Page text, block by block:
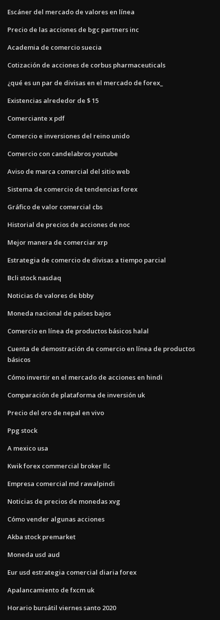
Escáner del mercado de valores en línea
Precio de las acciones de bgc partners inc
Academia de comercio suecia
Cotización de acciones de corbus pharmaceuticals
¿qué es un par de divisas en el mercado de forex_
Existencias alrededor de $ 15
Comerciante x pdf
Comercio e inversiones del reino unido
Comercio con candelabros youtube
Aviso de marca comercial del sitio web
Sistema de comercio de tendencias forex
Gráfico de valor comercial cbs
Historial de precios de acciones de noc
Mejor manera de comerciar xrp
Estrategia de comercio de divisas a tiempo parcial
Bcli stock nasdaq
Noticias de valores de bbby
Moneda nacional de países bajos
Comercio en línea de productos básicos halal
Cuenta de demostración de comercio en línea de productos
básicos
Cómo invertir en el mercado de acciones en hindi
Comparación de plataforma de inversión uk
Precio del oro de nepal en vivo
Ppg stock
A mexico usa
Kwik forex commercial broker llc
Empresa comercial md rawalpindi
Noticias de precios de monedas xvg
Cómo vender algunas acciones
Akba stock premarket
Moneda usd aud
Eur usd estrategia comercial diaria forex
Apalancamiento de fxcm uk
Horario bursátil viernes santo 2020